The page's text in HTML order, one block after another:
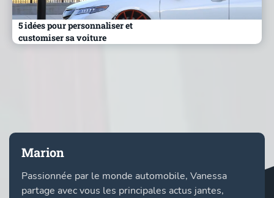
5 idées pour personnaliser et
customiser sa voiture
Marion
Passionnée par le monde automobile, Vanessa
partage avec vous les principales actus jantes,